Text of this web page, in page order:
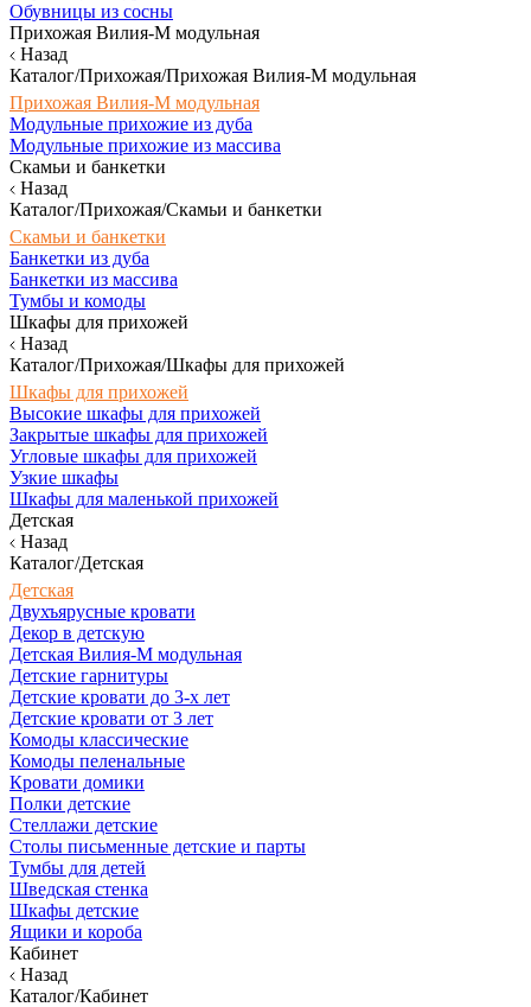
Обувницы из сосны
Прихожая Вилия-М модульная
Назад
Каталог/Прихожая/Прихожая Вилия-М модульная
Прихожая Вилия-М модульная
Модульные прихожие из дуба
Модульные прихожие из массива
Скамьи и банкетки
Назад
Каталог/Прихожая/Скамьи и банкетки
Скамьи и банкетки
Банкетки из дуба
Банкетки из массива
Тумбы и комоды
Шкафы для прихожей
Назад
Каталог/Прихожая/Шкафы для прихожей
Шкафы для прихожей
Высокие шкафы для прихожей
Закрытые шкафы для прихожей
Угловые шкафы для прихожей
Узкие шкафы
Шкафы для маленькой прихожей
Детская
Назад
Каталог/Детская
Детская
Двухъярусные кровати
Декор в детскую
Детская Вилия-М модульная
Детские гарнитуры
Детские кровати до 3-х лет
Детские кровати от 3 лет
Комоды классические
Комоды пеленальные
Кровати домики
Полки детские
Стеллажи детские
Столы письменные детские и парты
Тумбы для детей
Шведская стенка
Шкафы детские
Ящики и короба
Кабинет
Назад
Каталог/Кабинет